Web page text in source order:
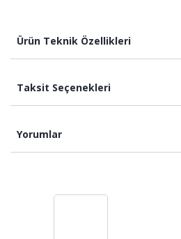
Ürün Teknik Özellikleri
Taksit Seçenekleri
Yorumlar